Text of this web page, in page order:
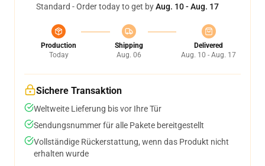
Standard - Order today to get byAug. 10 - Aug. 17
Production
Today
Shipping
Aug. 06
Delivered
Aug. 10 - Aug. 17
Sichere Transaktion
Weltweite Lieferung bis vor Ihre Tür
Sendungsnummer für alle Pakete bereitgestellt
Vollständige Rückerstattung, wenn das Produkt nicht
erhalten wurde